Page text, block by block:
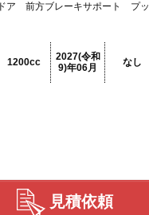
ア 前方ブレーキサポート プッ
1200cc
2027(令和
9)年06月
なし
見積依頼